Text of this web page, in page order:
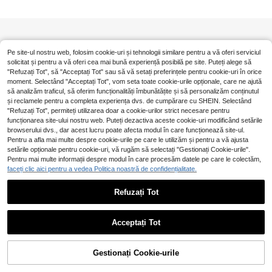
Pe site-ul nostru web, folosim cookie-uri și tehnologii similare pentru a vă oferi serviciul
solicitat și pentru a vă oferi cea mai bună experiență posibilă pe site. Puteți alege să
"Refuzați Tot", să "Acceptați Tot" sau să vă setați preferințele pentru cookie-uri în orice
moment. Selectând "Acceptați Tot", vom seta toate cookie-urile opționale, care ne ajută
să analizăm traficul, să oferim funcționalități îmbunătățite și să personalizăm conținutul
și reclamele pentru a completa experiența dvs. de cumpărare cu SHEIN. Selectând
"Refuzați Tot", permiteți utilizarea doar a cookie-urilor strict necesare pentru
funcționarea site-ului nostru web. Puteți dezactiva aceste cookie-uri modificând setările
browserului dvs., dar acest lucru poate afecta modul în care funcționează site-ul.
Pentru a afla mai multe despre cookie-urile pe care le utilizăm și pentru a vă ajusta
setările opționale pentru cookie-uri, vă rugăm să selectați "Gestionați Cookie-urile".
Pentru mai multe informații despre modul în care procesăm datele pe care le colectăm,
faceți clic aici pentru a vedea Politica noastră de confidențialitate.
Refuzați Tot
Acceptați Tot
Gestionați Cookie-urile